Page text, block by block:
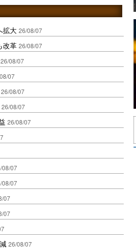
拡大 26/08/07
改革 26/08/07
26/08/07
07
26/08/07
26/08/07
26/08/07
08/07
08/07
07
07
26/08/07